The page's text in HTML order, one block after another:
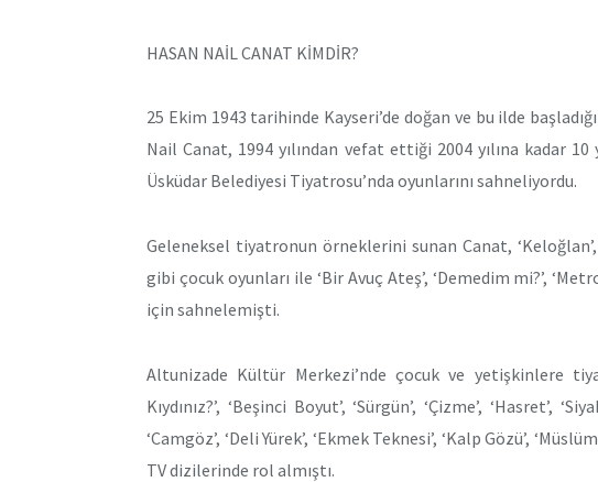
HASAN NAİL CANAT KİMDİR?
25 Ekim 1943 tarihinde Kayseri’de doğan ve bu ilde
Nail Canat, 1994 yılından vefat ettiği 2004 yılına kadar
Üsküdar Belediyesi Tiyatrosu’nda oyunlarını sahneliyordu.
Geleneksel tiyatronun örneklerini sunan Canat, ‘Keloğlan’,
gibi çocuk oyunları ile ‘Bir Avuç Ateş’, ‘Demedim mi?’,
için sahnelemişti.
Altunizade Kültür Merkezi’nde çocuk ve yetişkinlere
Kıydınız?’, ‘Beşinci Boyut’, ‘Sürgün’, ‘Çizme’,
‘Camgöz’, ‘Deli Yürek’, ‘Ekmek Teknesi’, ‘Kalp Gözü’,
TV dizilerinde rol almıştı.